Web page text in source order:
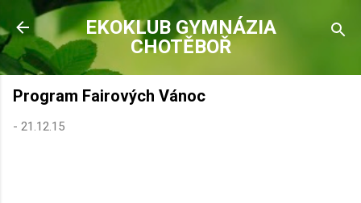
Přeskočit na hlavní obsah
EKOKLUB GYMNÁZIA
CHOTĚBOŘ
Program Fairových Vánoc
- 21.12.15